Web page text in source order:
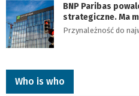
BNP Paribas
strategiczne. Ma
Przynależność do
Who is who